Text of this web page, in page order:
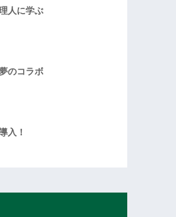
人に学ぶ
のコラボ
入！